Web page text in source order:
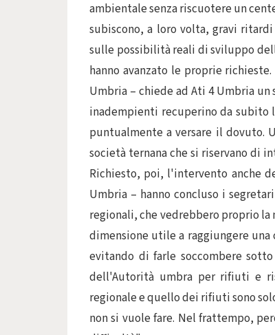
ambientale senza riscuotere un
subiscono, a loro volta, gravi
sulle possibilità reali di sviluppo
hanno avanzato le proprie
Umbria – chiede ad Ati 4 Umbria
inadempienti recuperino da subito
puntualmente a versare il dovuto.
società ternana che si riservano di
Richiesto, poi, l'intervento anche
Umbria – hanno concluso i
regionali, che vedrebbero proprio
dimensione utile a raggiungere
evitando di farle soccombere
dell'Autorità umbra per rifiuti e
regionale e quello dei rifiuti sono
non si vuole fare. Nel frattempo,